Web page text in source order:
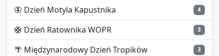
🦋 Dzień Motyla Kapustnika 4
🛟 Dzień Ratownika WOPR 3
🌴 Międzynarodowy Dzień Tropików 3